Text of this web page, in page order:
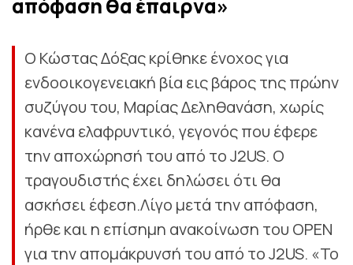
απόφαση θα έπαιρνα»
Ο Κώστας Δόξας κρίθηκε ένοχος για
ενδοοικογενειακή βία εις βάρος της πρώην
συζύγου του, Μαρίας Δεληθανάση, χωρίς
κανένα ελαφρυντικό, γεγονός που έφερε
την αποχώρησή του από τo J2US. O
τραγουδιστής έχει δηλώσει ότι θα
ασκήσει έφεση.Λίγο μετά την απόφαση,
ήρθε και η επίσημη ανακοίνωση του OPEN
για την απομάκρυνσή του από το J2US. «Το